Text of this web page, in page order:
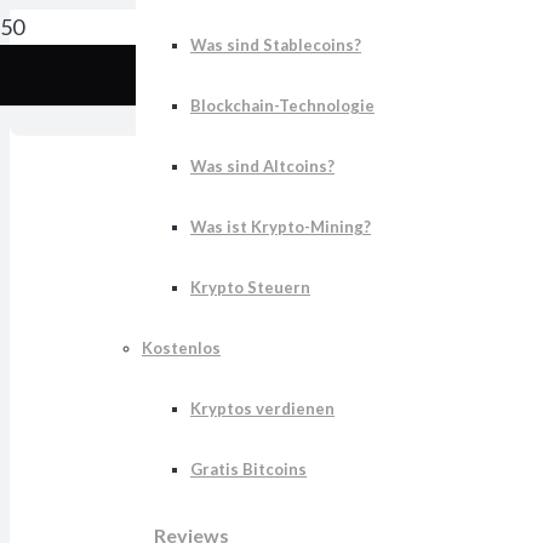
Was sind Stablecoins?
Blockchain-Technologie
Was sind Altcoins?
Was ist Krypto-Mining?
Krypto Steuern
Kostenlos
Kryptos verdienen
Gratis Bitcoins
Reviews